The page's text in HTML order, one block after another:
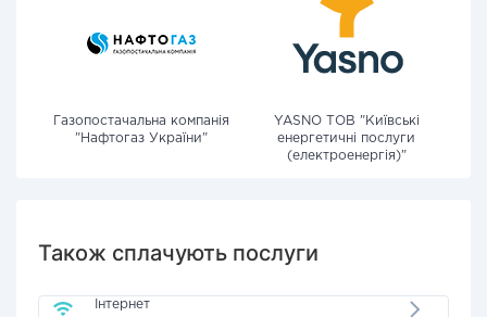
Газопостачальна компанія
"Нафтогаз України"
YASNO ТОВ "Київські
енергетичні послуги
(електроенергія)"
Також сплачують послуги
Інтернет